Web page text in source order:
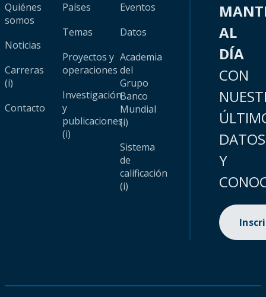
Quiénes
somos
Noticias
Carreras
(i)
Contacto
Países
Temas
Proyectos y
operaciones
Investigación
y
publicaciones
(i)
Eventos
Datos
Academia
del
Grupo
Banco
Mundial
(i)
Sistema
de
calificación
(i)
AL
DÍA
CON
DATOS
Y